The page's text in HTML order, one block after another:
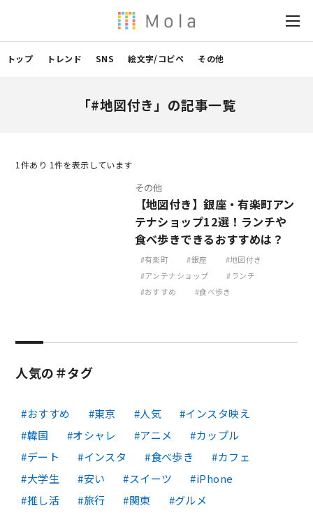
トップ トレンド SNS 絵文字/コピペ その他
「#地図付き」の記事一覧
1 件あり 1件を表示しています
その他
【地図付き】銀座・有楽町アン
テナショップ12選！ランチや
食べ歩きできるおすすめは？
有楽町 銀座
地図付き
アンテナショップ
ランチ
おすすめ
食べ歩き
人気の＃タグ
おすすめ 東京 人気
インスタ映え
韓国
オシャレ アニメ
カップル
デート
インスタ 食べ歩き
カフェ
大学生
安い スイーツ
iPhone
推し活
旅行 関東 グルメ